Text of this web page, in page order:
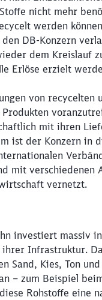
nicht mehr
werden
DB-Konzern
dem Kreislauf
Erlöse erzielt
von recycelten
mit ihren
ist der Konzern in
mit verschiedenen
vernetzt.
investiert massiv
ihrer Infrastruktur.
Sand, Kies, Ton
– zum Beispiel
Rohstoffe eine
Sie zu